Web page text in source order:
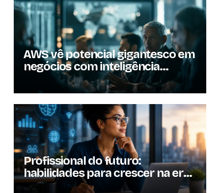
AWS vê potencial gigantesco em
negócios com inteligência
artificial
Profissional do futuro:
habilidades para crescer na era
da inteligência artificial